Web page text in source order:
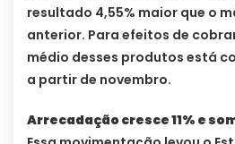
resultado 4,55% maior que o
anterior. Para efeitos de
médio desses produtos está
a partir de novembro.
Arrecadação cresce 11% e